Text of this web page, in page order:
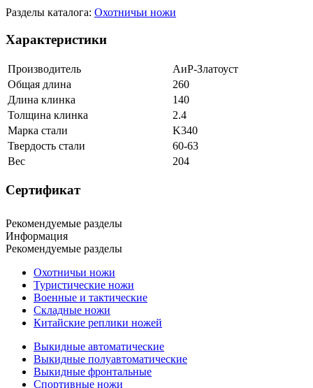
Разделы каталога: Охотничьи ножи
Характеристики
Производитель
АиР-Златоуст
Общая длина
260
Длина клинка
140
Толщина клинка
2.4
Марка стали
K340
Твердость стали
60-63
Вес
204
Сертификат
Рекомендуемые разделы
Информация
Рекомендуемые разделы
Охотничьи ножи
Туристические ножи
Военные и тактические
Складные ножи
Китайские реплики ножей
Выкидные автоматические
Выкидные полуавтоматические
Выкидные фронтальные
Спортивные ножи